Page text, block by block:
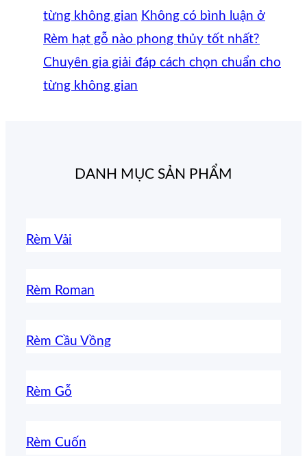
từng không gian Không có bình luận ở
Rèm hạt gỗ nào phong thủy tốt nhất?
Chuyên gia giải đáp cách chọn chuẩn cho
từng không gian
DANH MỤC SẢN PHẨM
Rèm Vải
Rèm Roman
Rèm Cầu Vồng
Rèm Gỗ
Rèm Cuốn